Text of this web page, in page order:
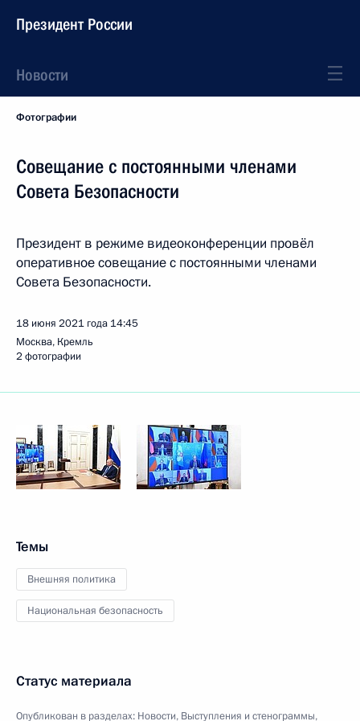
Президент России
Новости
Фотографии
Совещание с постоянными членами
Совета Безопасности
Президент в режиме видеоконференции провёл
оперативное совещание с постоянными членами
Совета Безопасности.
18 июня 2021 года 14:45
Москва, Кремль
2 фотографии
Темы
Внешняя политика
Национальная безопасность
Статус материала
Опубликован в разделах: Новости, Выступления и стенограммы,